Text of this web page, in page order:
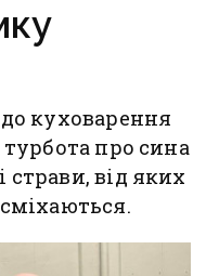
куховарення
про сина
страви, від яких